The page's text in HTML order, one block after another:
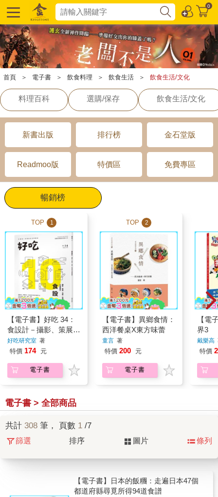
0
首頁 ＞ 電子書 ＞ 飲食料理 ＞ 飲食生活 ＞ 飲食生活/文化
料理百科 選購/保存 飲食生活/文化
新書出版 排行榜 金石堂版
Readmoo版 特價區 免費專區
暢銷榜
TOP 1
【電子書】好吃 34：
食設計－攝影、策展、
包裝、料理的10個關
鍵字
好吃研究室 著
特價 174 元
電子書
TOP 2
【電子書】異鄉食情：
西洋餐桌X東方味蕾
童言 著
特價 200 元
電子書
【電
界3
戴樂高
特價
電子書 > 全部商品
共計 308 筆， 頁數 1 /7
篩選 排序 圖片 條列
【電子書】日本的飯糰：走遍日本47個
都道府縣尋覓所得94道食譜